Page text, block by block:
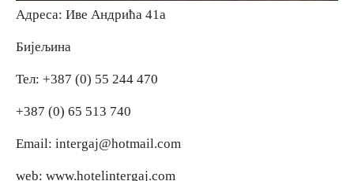
Адреса: Иве Андрића 41а
Бијељина
Тел: +387 (0) 55 244 470
+387 (0) 65 513 740
Email: intergaj@hotmail.com
web: www.hotelintergaj.com